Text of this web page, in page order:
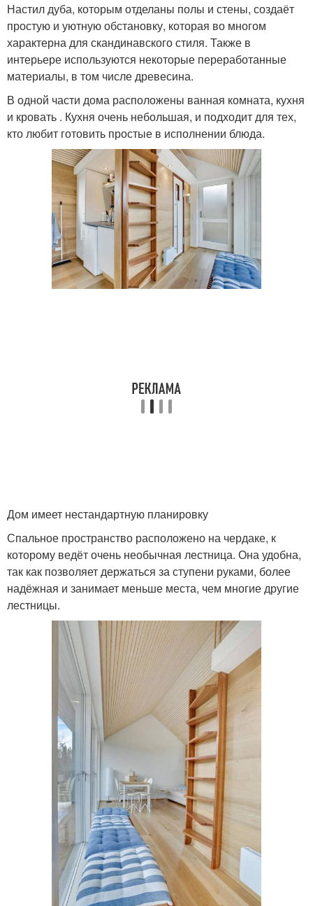
Настил дуба, которым отделаны полы и стены, создаёт
простую и уютную обстановку, которая во многом
характерна для скандинавского стиля. Также в
интерьере используются некоторые переработанные
материалы, в том числе древесина.
В одной части дома расположены ванная комната, кухня
и кровать . Кухня очень небольшая, и подходит для тех,
кто любит готовить простые в исполнении блюда.
Дом имеет нестандартную планировку
Спальное пространство расположено на чердаке, к
которому ведёт очень необычная лестница. Она удобна,
так как позволяет держаться за ступени руками, более
надёжная и занимает меньше места, чем многие другие
лестницы.